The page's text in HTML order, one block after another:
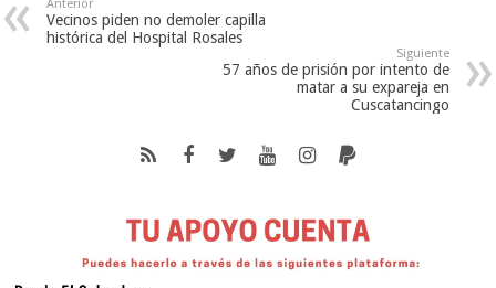
Anterior
Vecinos piden no demoler capilla
histórica del Hospital Rosales
Siguiente
57 años de prisión por intento de
matar a su expareja en
Cuscatancingo